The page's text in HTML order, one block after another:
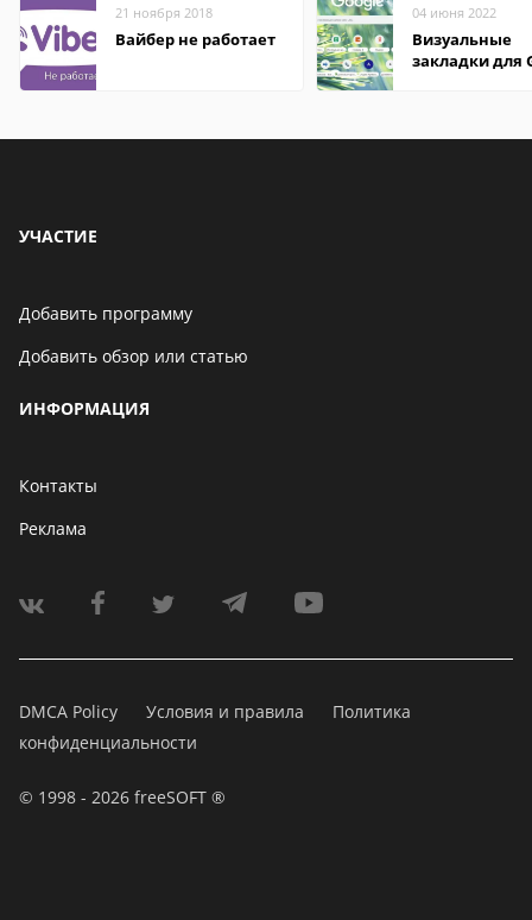
21 ноября 2018
Вайбер не работает
04 июня 2022
Визуальные
закладки для
УЧАСТИЕ
Добавить программу
Добавить обзор или статью
ИНФОРМАЦИЯ
Контакты
Реклама
DMCA Policy Условия и правила
Политика
конфиденциальности
© 1998 - 2026 freeSOFT ®